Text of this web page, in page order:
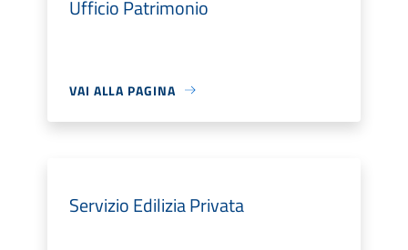
Ufficio Patrimonio
VAI ALLA PAGINA
Servizio Edilizia Privata